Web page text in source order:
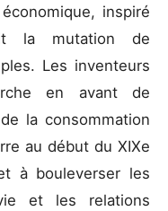
inspiré
la mutation de
Les inventeurs
en avant de
la consommation
au début du XIXe
à bouleverser les
et les relations